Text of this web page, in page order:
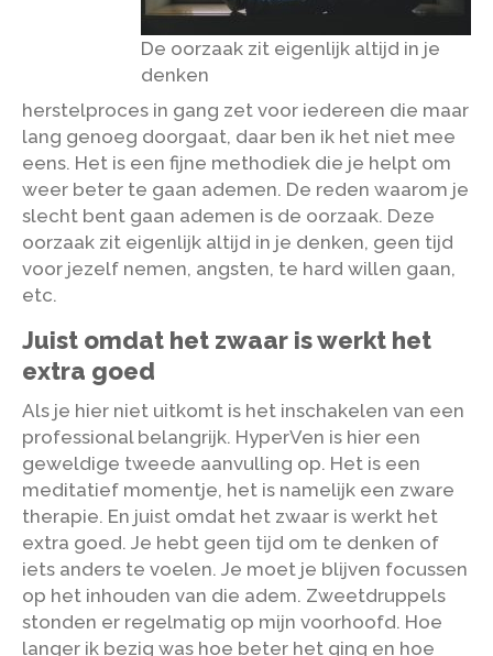
De oorzaak zit eigenlijk altijd in je
denken
herstelproces in gang zet voor iedereen die maar
lang genoeg doorgaat, daar ben ik het niet mee
eens. Het is een fijne methodiek die je helpt om
weer beter te gaan ademen. De reden waarom je
slecht bent gaan ademen is de oorzaak. Deze
oorzaak zit eigenlijk altijd in je denken, geen tijd
voor jezelf nemen, angsten, te hard willen gaan,
etc.
Juist omdat het zwaar is werkt het
extra goed
Als je hier niet uitkomt is het inschakelen van een
professional belangrijk. HyperVen is hier een
geweldige tweede aanvulling op. Het is een
meditatief momentje, het is namelijk een zware
therapie. En juist omdat het zwaar is werkt het
extra goed. Je hebt geen tijd om te denken of
iets anders te voelen. Je moet je blijven focussen
op het inhouden van die adem. Zweetdruppels
stonden er regelmatig op mijn voorhoofd. Hoe
langer ik bezig was hoe beter het ging en hoe